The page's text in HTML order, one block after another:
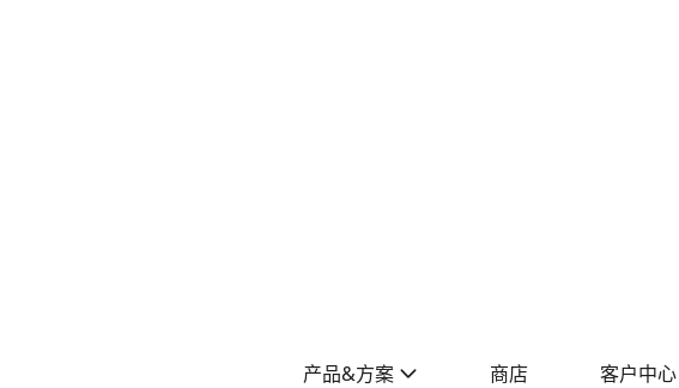
产品&方案 商店 客户中心